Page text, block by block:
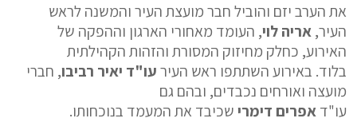
את הערב יזם והוביל חבר מועצת העיר והמשנה לראש
העיר,אריה לוי, העומד מאחורי הארגון וההפקה של
האירוע, כחלק מחיזוק המסורת והזהות הקהילתית
בלוד. באירוע השתתפו ראש העירעו"ד יאיר רביבו, חברי
מועצה ואורחים נכבדים, ובהם גם
עו"דאפרים דימרישכיבד את המעמד בנוכחותו.